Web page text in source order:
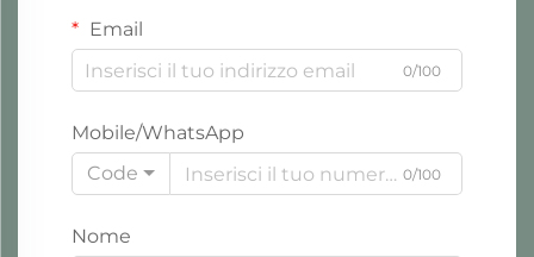
Email
0/100
Mobile/WhatsApp
Code
0/100
Nome